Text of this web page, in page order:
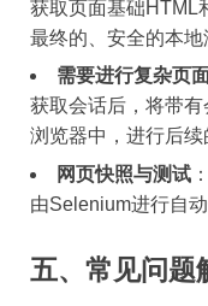
获取页面基础HTML
最终的、安全的本地
需要进行复杂页
获取会话后，将带
浏览器中，进行后续
网页快照与测试
由Selenium进行自
五、常见问题